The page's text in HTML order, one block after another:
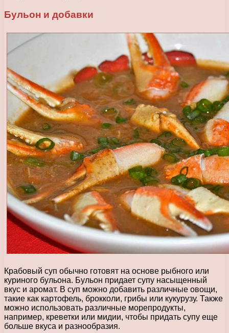
Бульон и добавки
Крабовый суп обычно готовят на основе рыбного или
куриного бульона. Бульон придает супу насыщенный
вкус и аромат. В суп можно добавить различные овощи,
такие как картофель, брокколи, грибы или кукурузу. Также
можно использовать различные морепродукты,
например, креветки или мидии, чтобы придать супу еще
больше вкуса и разнообразия.